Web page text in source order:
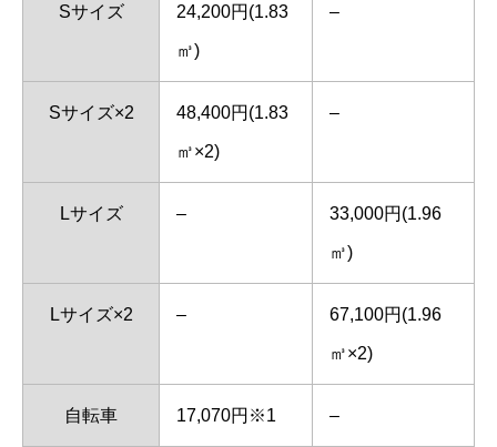
Sサイズ 24,200円(1.83
㎥)
–
Sサイズ×2 48,400円(1.83
㎥×2)
–
Lサイズ – 33,000円(1.96
㎥)
Lサイズ×2 – 67,100円(1.96
㎥×2)
自転車 17,070円※1 –